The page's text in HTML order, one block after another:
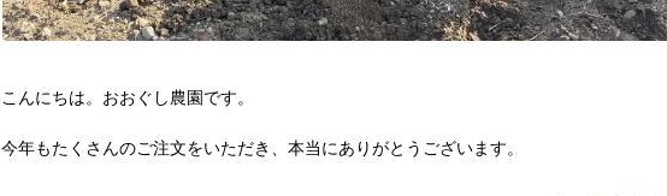
こんにちは。おおぐし農園です。
今年もたくさんのご注文をいただき、本当にありがとうございます。